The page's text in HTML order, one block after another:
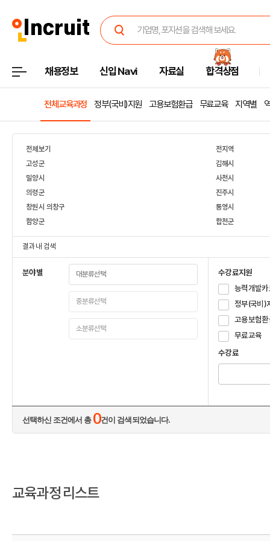
채용정보 신입 Navi 자료실 합격상점
전체교육과정 정부(국비)지원 고용보험환급 무료교육 지역별
전체보기
전지역
고성군
김해시
밀양시
사천시
의령군
진주시
창원시 의창구
통영시
함양군
합천군
결과 내 검색
분야별
수강료지원
능력개발
정부(국비)
고용보험
무료교육
수강료
선택하신 조건에서 총 0건이 검색되었습니다.
교육과정 리스트